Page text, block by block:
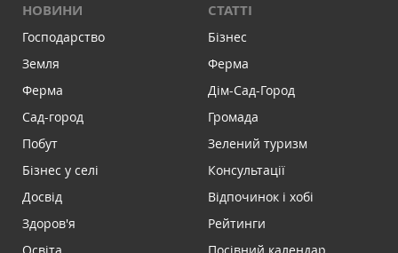
НОВИНИ
Господарство
Земля
Ферма
Сад-город
Побут
Бізнес у селі
Досвід
Здоров'я
СТАТТІ
Бізнес
Ферма
Дім-Сад-Город
Громада
Зелений туризм
Консультації
Відпочинок і хобі
Рейтинги